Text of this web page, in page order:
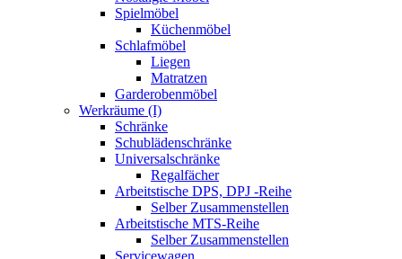
Spielmöbel
Küchenmöbel
Schlafmöbel
Liegen
Matratzen
Garderobenmöbel
Werkräume (I)
Schränke
Schublädenschränke
Universalschränke
Regalfächer
Arbeitstische DPS, DPJ -Reihe
Selber Zusammenstellen
Arbeitstische MTS-Reihe
Selber Zusammenstellen
Servicewagen